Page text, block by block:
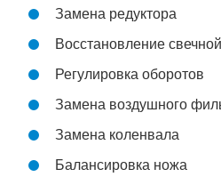
Замена редуктора
Восстановление
Регулировка оборотов
Замена воздушного
Замена коленвала
Балансировка ножа